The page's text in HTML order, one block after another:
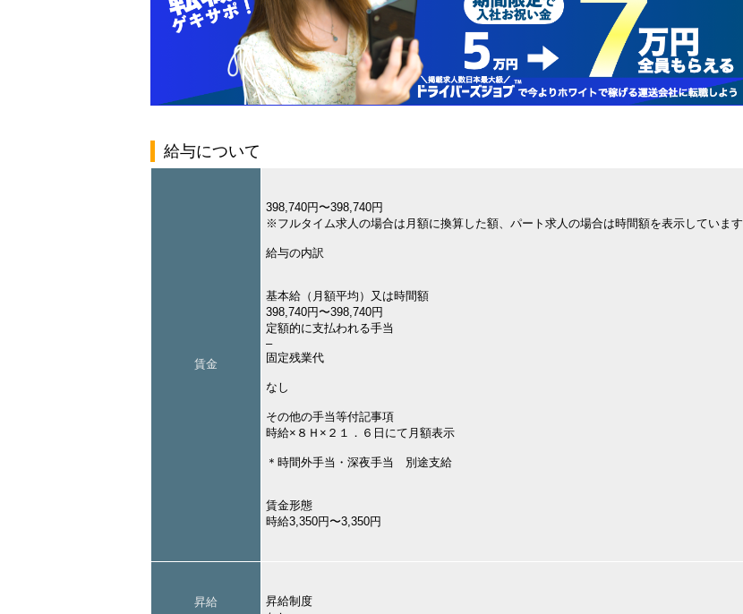
給与について
賃金
398,740円〜398,740円
※フルタイム求人の場合は月額に換算した額、パート求人の場合は時間額を表示しています
給与の内訳
基本給（月額平均）又は時間額
398,740円〜398,740円
定額的に支払われる手当
–
固定残業代
なし
その他の手当等付記事項
時給×８Ｈ×２１．６日にて月額表示
＊時間外手当・深夜手当 別途支給
賃金形態
時給3,350円〜3,350円
昇給
昇給制度